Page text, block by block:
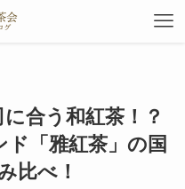
に合う和紅茶！？
「雅紅茶」の国
比べ！